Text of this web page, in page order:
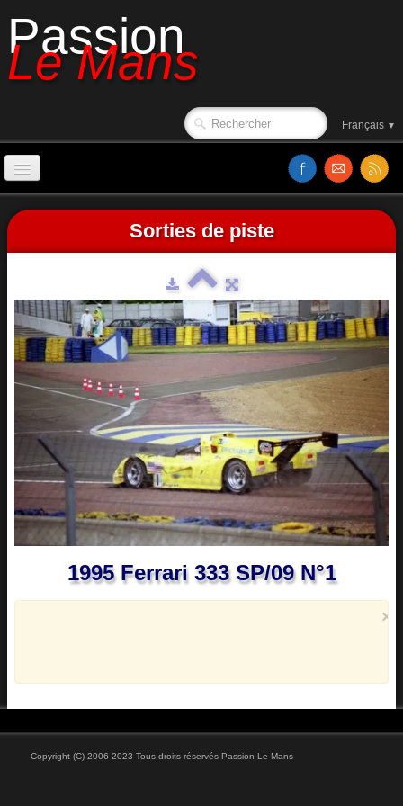
Passion
Le Mans
Français ▼
Accueil
Années 2000 à 2009
Le circuit en 1988
Affiches
Classements
Vidéos
Sorties de piste
1995 Ferrari 333 SP/09 N°1
×
Copyright (C) 2006-2023 Tous droits réservés Passion Le Mans